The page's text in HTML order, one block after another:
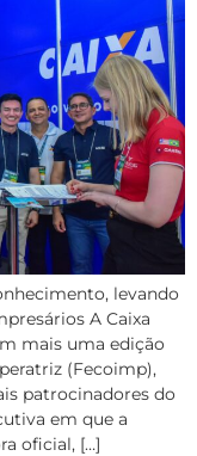
levando
A Caixa
mais uma edição
(Fecoimp),
patrocinadores do
em que a
oficial, […]